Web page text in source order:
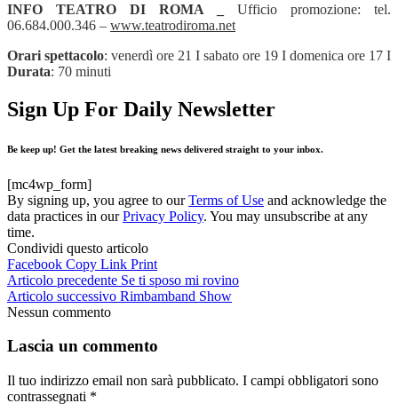
INFO TEATRO DI ROMA _ Ufficio promozione: tel.
06.684.000.346 – www.teatrodiroma.net
Orari spettacolo: venerdì ore 21 I sabato ore 19 I domenica ore 17 I
Durata: 70 minuti
Sign Up For Daily Newsletter
Be keep up! Get the latest breaking news delivered straight to your inbox.
[mc4wp_form]
By signing up, you agree to ourTerms of Use and acknowledge the
data practices in ourPrivacy Policy. You may unsubscribe at any
time.
Condividi questo articolo
Facebook Copy Link Print
Articolo precedente Se ti sposo mi rovino
Articolo successivo Rimbamband Show
Nessun commento
Lascia un commento
Il tuo indirizzo email non sarà pubblicato. I campi obbligatori sono
contrassegnati *